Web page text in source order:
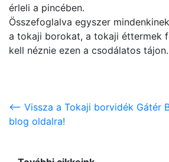
érleli a pincében.
Összefoglalva egyszer
a tokaji borokat, a tokaji éttermek
kell néznie ezen a csodálatos tájon.
<-- Vissza a Tokaji borvidék Gátér
blog oldalra!